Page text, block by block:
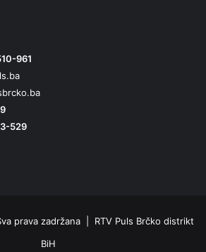
961
529
prava zadržana | RTV Puls Brčko distrikt
BiH